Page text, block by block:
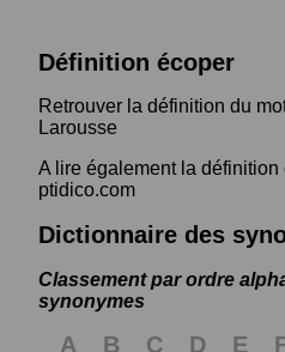
Définition écoper
Retrouver la définition du
Larousse
A lire également la définition
ptidico.com
Dictionnaire des
Classement par ordre
synonymes
A B C D E